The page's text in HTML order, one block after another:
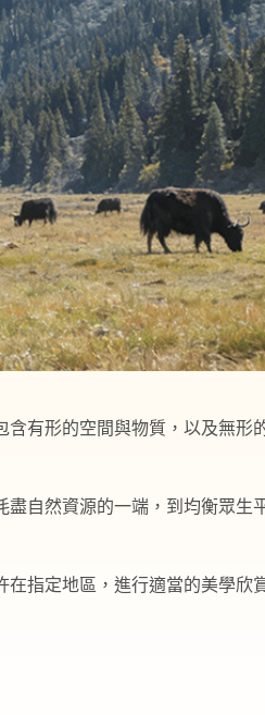
有形的空間與物質，以及無形
自然資源的一端，到均衡眾
指定地區，進行適當的美學欣